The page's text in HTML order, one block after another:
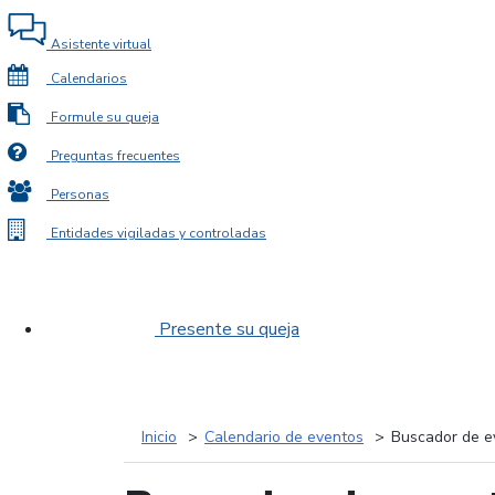
Asistente virtual
Calendarios
Formule su queja
Preguntas frecuentes
Personas
Entidades vigiladas y controladas
Presente su queja
Inicio Calendario de eventos Buscador de